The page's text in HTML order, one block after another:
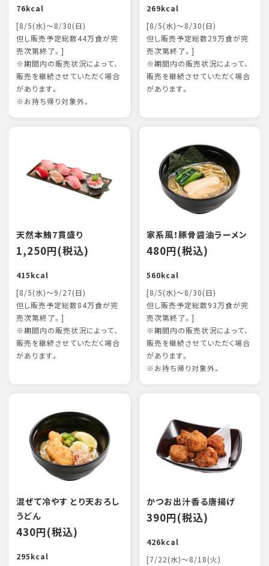
76kcal
[8/5(水)～8/30(日)
但し販売予定総数44万食が完
売次第終了。]
※期間内の販売状況によって、
販売を継続させていただく場合
があります。
※お持ち帰り対象外。
269kcal
[8/5(水)～8/30(日)
但し販売予定総数29万食が完
売次第終了。]
※期間内の販売状況によって、
販売を継続させていただく場合
があります。
天然本鮪7貫盛り
1,250円(税込)
415kcal
[8/5(水)～9/27(日)
但し販売予定総数84万食が完
売次第終了。]
※期間内の販売状況によって、
販売を継続させていただく場合
があります。
家系風！豚骨醤油ラーメン
480円(税込)
560kcal
[8/5(水)～8/30(日)
但し販売予定総数93万食が完
売次第終了。]
※期間内の販売状況によって、
販売を継続させていただく場合
があります。
※お持ち帰り対象外。
混ぜて冷やす とり天おろし
うどん
430円(税込)
295kcal
かつお出汁香る唐揚げ
390円(税込)
426kcal
[7/22(水)～8/18(火)